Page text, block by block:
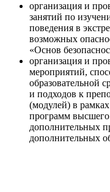
организация и
занятий по
поведения в
возможных
«Основ
организация и
мероприятий,
образовательной
и подходов к
(модулей) в
программ высшего
дополнительных
дополнительных